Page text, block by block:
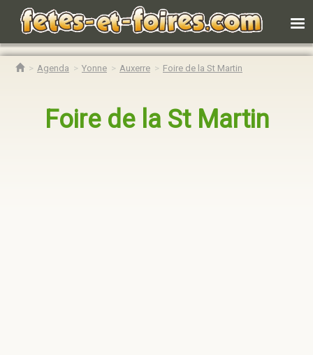
Agenda Yonne Auxerre Foire de la St Martin
Foire de la St Martin